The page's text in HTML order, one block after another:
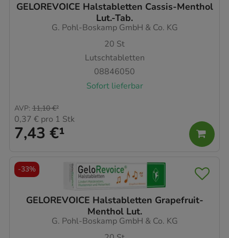
GELOREVOICE Halstabletten Cassis-Menthol
Lut.-Tab.
G. Pohl-Boskamp GmbH & Co. KG
20 St
Lutschtabletten
08846050
Sofort lieferbar
7,43 €¹
AVP: 11,10 €²
0,37 € pro 1 Stk
GELOREVOICE Halstabletten Grapefruit-
Menthol Lut.
G. Pohl-Boskamp GmbH & Co. KG
-33%